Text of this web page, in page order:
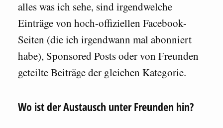
alles was ich sehe, sind irgendwelche
Einträge von hoch-offiziellen Facebook-
Seiten (die ich irgendwann mal abonniert
habe), Sponsored Posts oder von Freunden
geteilte Beiträge der gleichen Kategorie.
Wo ist der Austausch unter Freunden hin?